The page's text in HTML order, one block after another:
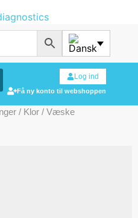
Log ind
Få ny konto til webshoppen
/ Klor / Væske